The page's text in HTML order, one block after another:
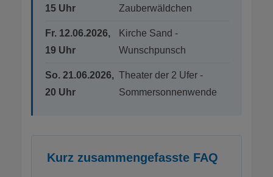
15 Uhr
Zauberwäldchen
Fr. 12.06.2026,
19 Uhr
Kirche Sand -
Wunschpunsch
So. 21.06.2026,
20 Uhr
Theater der 2 Ufer -
Sommersonnenwende
Kurz zusammengefasste FAQ